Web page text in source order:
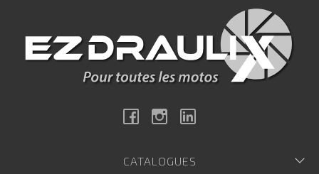
FacebookInstagram
CATALOGUES